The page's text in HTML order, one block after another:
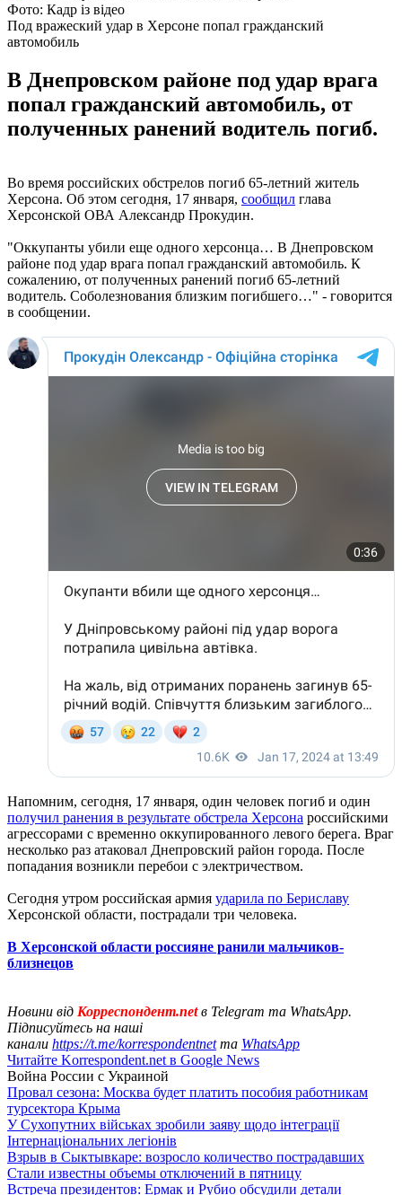
Фото: Кадр із відео
Под вражеский удар в Херсоне попал гражданский
автомобиль
В Днепровском районе под удар врага
попал гражданский автомобиль, от
полученных ранений водитель погиб.
Во время российских обстрелов погиб 65-летний житель
Херсона. Об этом сегодня, 17 января, сообщил глава
Херсонской ОВА Александр Прокудин.
"Оккупанты убили еще одного херсонца… В Днепровском
районе под удар врага попал гражданский автомобиль. К
сожалению, от полученных ранений погиб 65-летний
водитель. Соболезнования близким погибшего…" - говорится
в сообщении.
Напомним, сегодня, 17 января, один человек погиб и один
получил ранения в результате обстрела Херсона российскими
агрессорами с временно оккупированного левого берега. Враг
несколько раз атаковал Днепровский район города. После
попадания возникли перебои с электричеством.
Сегодня утром российская армия ударила по Бериславу
Херсонской области, пострадали три человека.
В Херсонской области россияне ранили мальчиков-
близнецов
Новини від Корреспондент.netв Telegram та WhatsApp.
Підписуйтесь на наші
канали https://t.me/korrespondentnetта WhatsApp
Читайте Korrespondent.net в Google News
Война России с Украиной
Провал сезона: Москва будет платить пособия работникам
турсектора Крыма
У Сухопутних військах зробили заяву щодо інтеграції
Інтернаціональних легіонів
Взрыв в Сыктывкаре: возросло количество пострадавших
Стали известны объемы отключений в пятницу
Встреча президентов: Ермак и Рубио обсудили детали